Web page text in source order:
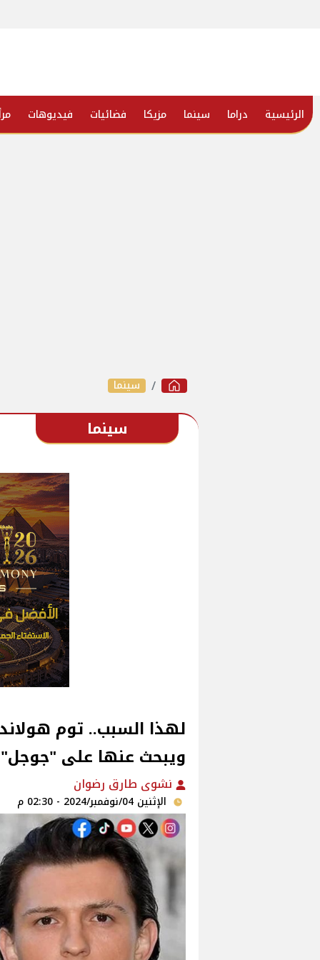
الرئيسية دراما سينما مزيكا فضائيات فيديوهات
سينما
سينما
لهذا السبب.. توم
ويبحث عنها على
نشوى طارق رضوان
الإثنين 04/نوفمبر/2024 - 02:30 م